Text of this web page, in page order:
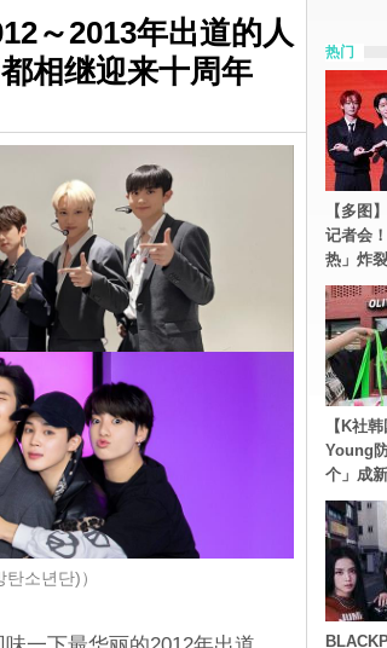
～2013年出道的人
相继迎来十周年
소년단)）
热门
【多图
记者会
热」炸
【K社
Young
个」成